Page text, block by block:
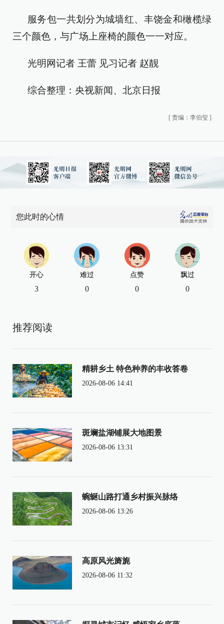
服务包一共划分为城墙红、丰饶金和橄榄绿
三个颜色，与广场上座椅的颜色一一对应。
光明网记者 王蕾 见习记者 赵靓
综合整理：央视新闻、北京日报
[ 责编：李伯玺 ]
您此时的心情
开心
3
难过
0
点赞
0
飘过
0
推荐阅读
精耕乡土 特色种养的丰收答卷
2026-08-06 14:41
斑斓盐湖铺展大地图景
2026-08-06 13:31
蜿蜒山路打通乡村振兴脉络
2026-08-06 13:26
高原风光旖旎
2026-08-06 11:32